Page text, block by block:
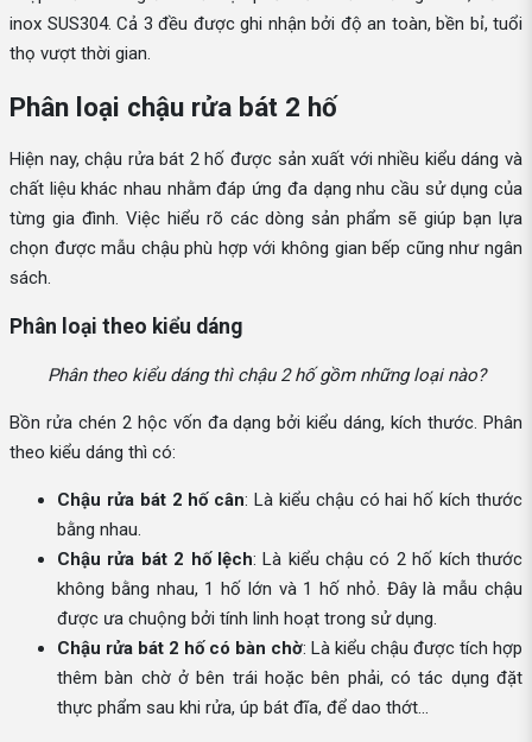
inox SUS304. Cả 3 đều được ghi nhận bởi độ an toàn, bền bỉ, tuổi
thọ vượt thời gian.
Phân loại chậu rửa bát 2 hố
Hiện nay, chậu rửa bát 2 hố được sản xuất với nhiều kiểu dáng và
chất liệu khác nhau nhằm đáp ứng đa dạng nhu cầu sử dụng của
từng gia đình. Việc hiểu rõ các dòng sản phẩm sẽ giúp bạn lựa
chọn được mẫu chậu phù hợp với không gian bếp cũng như ngân
sách.
Phân loại theo kiểu dáng
Phân theo kiểu dáng thì chậu 2 hố gồm những loại nào?
Bồn rửa chén 2 hộc vốn đa dạng bởi kiểu dáng, kích thước. Phân
theo kiểu dáng thì có:
Chậu rửa bát 2 hố cân: Là kiểu chậu có hai hố kích thước
bằng nhau.
Chậu rửa bát 2 hố lệch: Là kiểu chậu có 2 hố kích thước
không bằng nhau, 1 hố lớn và 1 hố nhỏ. Đây là mẫu chậu
được ưa chuộng bởi tính linh hoạt trong sử dụng.
Chậu rửa bát 2 hố có bàn chờ: Là kiểu chậu được tích hợp
thêm bàn chờ ở bên trái hoặc bên phải, có tác dụng đặt
thực phẩm sau khi rửa, úp bát đĩa, để dao thớt...